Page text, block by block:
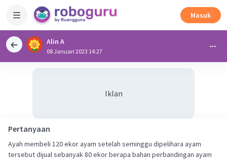
Masuk
Alin A
08 Januari 2023 14:27
Iklan
Pertanyaan
Ayah membeli 120 ekor ayam setelah seminggu dipelihara ayam
tersebut dijual sebanyak 80 ekor berapa bahan perbandingan ayam